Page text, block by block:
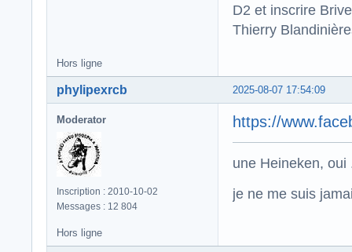
D2 et inscrire
Thierry
Hors ligne
2025-08-07 17:54:09
phylipexrcb
Moderator
Inscription : 2010-10-02
Messages : 12 804
https://
une Heineken,
je ne me suis
Hors ligne